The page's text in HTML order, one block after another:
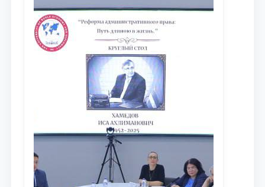
сообщества результатов реформ и
исследований в сфере
противодействия коррупции